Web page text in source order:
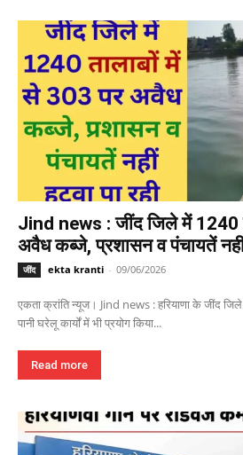
Jind news : जींद जिले में 1240
अवैध कब्जे, प्रशासन व पंचायतें नहीं
जींद ekta kranti - 09/06/2026
एकता क्रांति न्यूज। Jind news : हरियाणा के जींद
पानी घरेलू कार्यों में भी प्रयोग किया...
Read more